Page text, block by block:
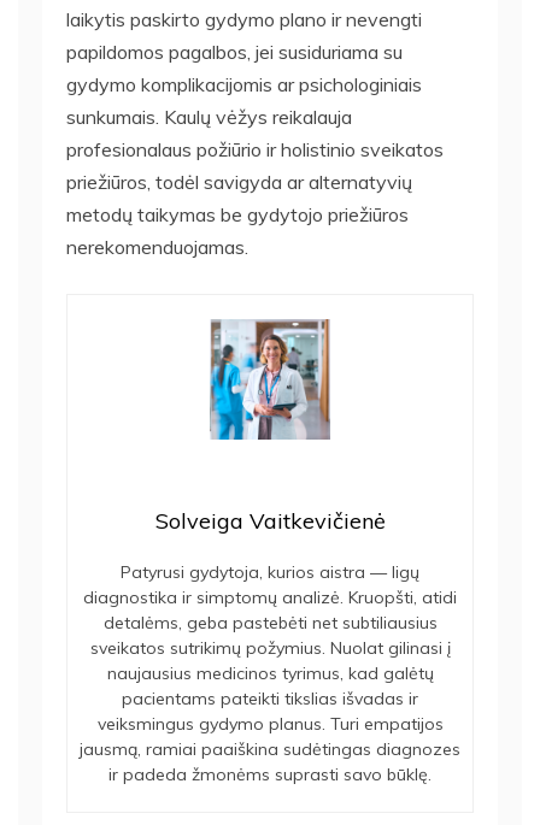
laikytis paskirto gydymo plano ir nevengti
papildomos pagalbos, jei susiduriama su
gydymo komplikacijomis ar psichologiniais
sunkumais. Kaulų vėžys reikalauja
profesionalaus požiūrio ir holistinio sveikatos
priežiūros, todėl savigyda ar alternatyvių
metodų taikymas be gydytojo priežiūros
nerekomenduojamas.
Solveiga Vaitkevičienė
Patyrusi gydytoja, kurios aistra — ligų
diagnostika ir simptomų analizė. Kruopšti, atidi
detalėms, geba pastebėti net subtiliausius
sveikatos sutrikimų požymius. Nuolat gilinasi į
naujausius medicinos tyrimus, kad galėtų
pacientams pateikti tikslias išvadas ir
veiksmingus gydymo planus. Turi empatijos
jausmą, ramiai paaiškina sudėtingas diagnozes
ir padeda žmonėms suprasti savo būklę.